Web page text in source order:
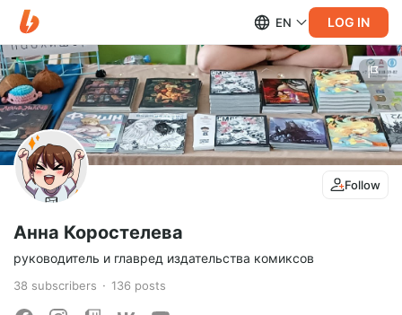
EN LOG IN
Follow
Анна Коростелева
руководитель и главред издательства комиксов
38 subscribers 136 posts